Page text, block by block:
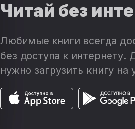
Читай без
Любимые книги всегда
без доступа к интернету.
нужно загрузить книгу на